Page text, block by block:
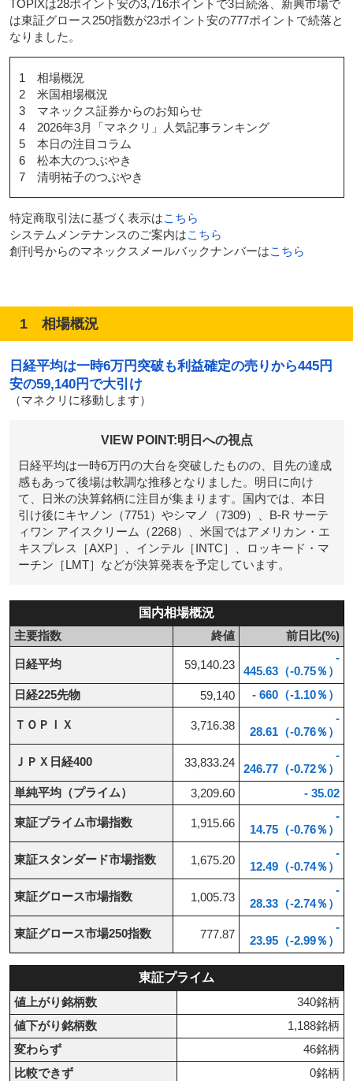
TOPIXは28ポイント安の3,716ポイントで3日続落、新興市場で
は東証グロース250指数が23ポイント安の777ポイントで続落と
なりました。
1 相場概況
2 米国相場概況
3 マネックス証券からのお知らせ
4 2026年3月「マネクリ」人気記事ランキング
5 本日の注目コラム
6 松本大のつぶやき
7 清明祐子のつぶやき
特定商取引法に基づく表示はこちら
システムメンテナンスのご案内はこちら
創刊号からのマネックスメールバックナンバーはこちら
1 相場概況
日経平均は一時6万円突破も利益確定の売りから445円
安の59,140円で大引け
（マネクリに移動します）
VIEW POINT:明日への視点
日経平均は一時6万円の大台を突破したものの、目先の達成
感もあって後場は軟調な推移となりました。明日に向け
て、日米の決算銘柄に注目が集まります。国内では、本日
引け後にキヤノン（7751）やシマノ（7309）、B-R サーテ
ィワン アイスクリーム（2268）、米国ではアメリカン・エ
キスプレス［AXP］、インテル［INTC］、ロッキード・マ
ーチン［LMT］などが決算発表を予定しています。
国内相場概況
主要指数
終値 前日比(%)
日経平均 59,140.23
-
445.63（-0.75％）
日経225先物
59,140 - 660（-1.10％）
ＴＯＰＩＸ 3,716.38
-
28.61（-0.76％）
ＪＰＸ日経400 33,833.24
-
246.77（-0.72％）
単純平均（プライム）
3,209.60 - 35.02
東証プライム市場指数 1,915.66
-
14.75（-0.76％）
東証スタンダード市場指数 1,675.20
-
12.49（-0.74％）
東証グロース市場指数 1,005.73
-
28.33（-2.74％）
東証グロース市場250指数 777.87
-
23.95（-2.99％）
東証プライム
値上がり銘柄数
340銘柄
値下がり銘柄数
1,188銘柄
変わらず
46銘柄
比較できず
0銘柄